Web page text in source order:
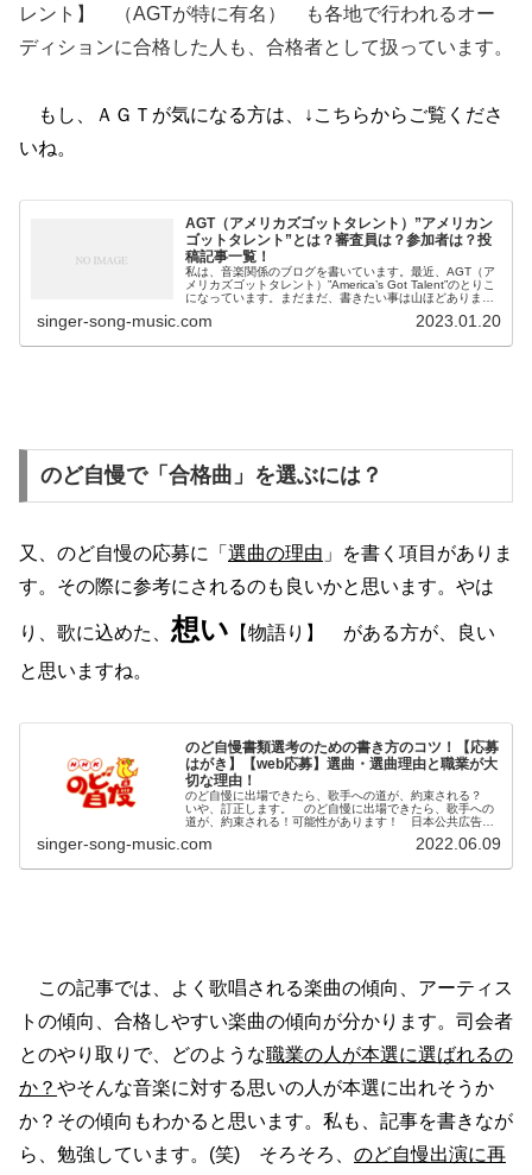
レント】 （AGTが特に有名） も各地で行われるオー
ディションに合格した人も、合格者として扱っています。
もし、ＡＧＴが気になる方は、↓こちらからご覧くださ
いね。
AGT（アメリカズゴットタレント）”アメリカン
ゴットタレント”とは？審査員は？参加者は？投
稿記事一覧！
私は、音楽関係のブログを書いています。最近、AGT（ア
メリカズゴットタレント）”America’s Got Talent”のとりこ
になっています。まだまだ、書きたい事は山ほどあります
が、色...
singer-song-music.com 2023.01.20
のど自慢で「合格曲」を選ぶには？
又、のど自慢の応募に「 選曲の理由 」を書く項目がありま
す。その際に参考にされるのも良いかと思います。やは
り、歌に込めた、 想い 【物語り】 がある方が、良い
と思いますね。
のど自慢書類選考のための書き方のコツ！【応募
はがき】【web応募】選曲・選曲理由と職業が大
切な理由！
のど自慢に出場できたら、歌手への道が、約束される？
いや、訂正します。 のど自慢に出場できたら、歌手への
道が、約束される！可能性があります！ 日本公共広告機
方の参考になればと思います。...
singer-song-music.com 2022.06.09
この記事では、よく歌唱される楽曲の傾向、アーティス
トの傾向、合格しやすい楽曲の傾向が分かります。司会者
とのやり取りで、どのような職業の人が本選に選ばれるの
か？ やそんな音楽に対する思いの人が本選に出れそうか
か？その傾向もわかると思います。私も、記事を書きなが
ら、勉強しています。(笑) そろそろ、 のど自慢出演に再